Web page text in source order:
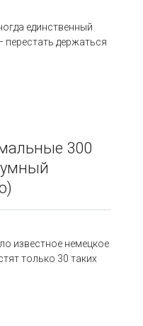
единственный
перестать держаться
300
известное немецкое
только 30 таких